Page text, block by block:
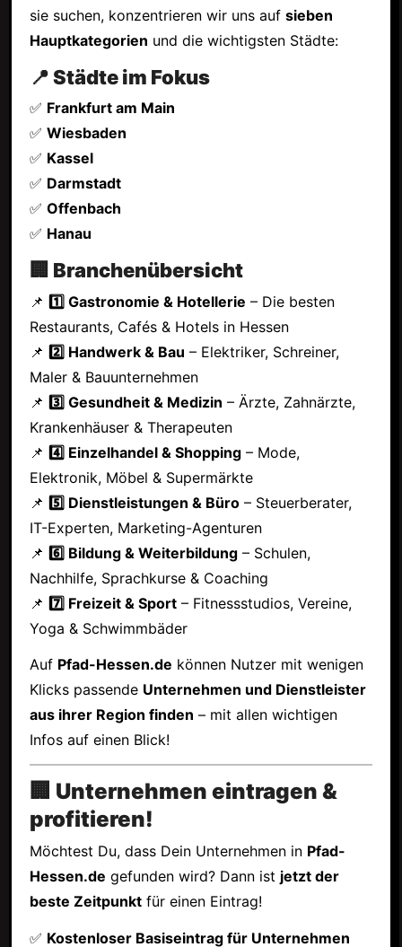
sie suchen, konzentrieren wir uns auf sieben
Hauptkategorien und die wichtigsten Städte:
📍 Städte im Fokus
✅ Frankfurt am Main
✅ Wiesbaden
✅ Kassel
✅ Darmstadt
✅ Offenbach
✅ Hanau
🏢 Branchenübersicht
📌 1️⃣ Gastronomie & Hotellerie – Die besten
Restaurants, Cafés & Hotels in Hessen
📌 2️⃣ Handwerk & Bau – Elektriker, Schreiner,
Maler & Bauunternehmen
📌 3️⃣ Gesundheit & Medizin – Ärzte, Zahnärzte,
Krankenhäuser & Therapeuten
📌 4️⃣ Einzelhandel & Shopping– Mode,
Elektronik, Möbel & Supermärkte
📌 5️⃣ Dienstleistungen & Büro– Steuerberater,
IT-Experten, Marketing-Agenturen
📌 6️⃣ Bildung & Weiterbildung– Schulen,
Nachhilfe, Sprachkurse & Coaching
📌 7️⃣ Freizeit & Sport– Fitnessstudios, Vereine,
Yoga & Schwimmbäder
Auf Pfad-Hessen.de können Nutzer mit wenigen
Klicks passende Unternehmen und Dienstleister
aus ihrer Region finden – mit allen wichtigen
Infos auf einen Blick!
🏢 Unternehmen eintragen &
profitieren!
Möchtest Du, dass Dein Unternehmen in Pfad-
Hessen.de gefunden wird? Dann ist jetzt der
beste Zeitpunktfür einen Eintrag!
✅ Kostenloser Basiseintrag für Unternehmen